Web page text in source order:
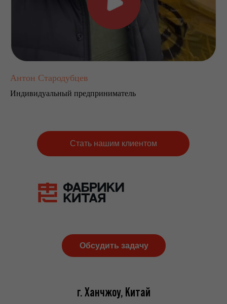
Антон Стародубцев
Индивидуальный предприниматель
Стать нашим клиентом
Обсудить задачу
г. Ханчжоу, Китай